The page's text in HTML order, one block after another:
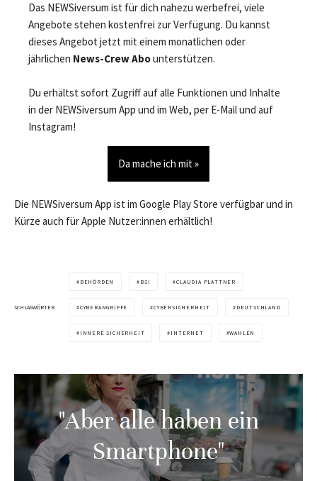
Das NEWSiversum ist für dich nahezu werbefrei, viele
Angebote stehen kostenfrei zur Verfügung. Du kannst
dieses Angebot jetzt mit einem monatlichen oder
jährlichen News-Crew Abounterstützen.
Du erhältst sofort Zugriff auf alle Funktionen und Inhalte
in der NEWSiversum App und im Web, per E-Mail und auf
Instagram!
Da mache ich mit »
Die NEWSiversum App ist im Google Play Store verfügbar und in
Kürze auch für Apple Nutzer:innen erhältlich!
SCHLAGWÖRTER
BEHÖRDEN BSI CLAUDIA PLATTNER
CYBERANGRIFFE CYBERSICHERHEIT DEUTSCHLAND
INNERE SICHERHEIT INTERNET WAHLEN
"Aber alle haben ein
Smartphone"